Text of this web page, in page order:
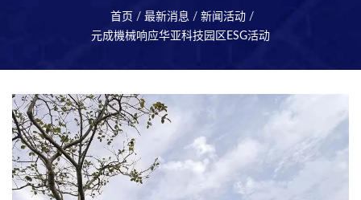
ESG永续发展委员会主任委员苏协理代表元成参与这项有意义
的活动，展现我们对建立低碳、永续环境的承诺。 元成深知
手各界打造更美好的未来！ 元成拥有专业的研发团队,提供优
首页 / 最新消息 / 新闻活动 /
元成機械响应华亚科技园区ESG活动